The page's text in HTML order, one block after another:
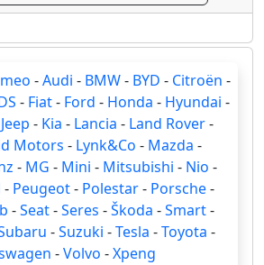
-Audi - BMW- BYD - Citroën -
- Fiat- Ford - Honda - Hyundai -
Jeep - Kia - Lancia - Land Rover-
Motors - Lynk&Co - Mazda -
- MG - Mini - Mitsubishi - Nio -
- Peugeot- Polestar- Porsche-
-Seat-Seres -Škoda -Smart-
-Suzuki -Tesla -Toyota -
-Volvo -Xpeng